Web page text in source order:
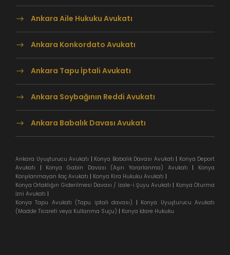
Ankara Aile Hukuku Avukatı
Ankara Konkordato Avukatı
Ankara Tapu İptali Avukatı
Ankara Soybağının Reddi Avukatı
Ankara Babalık Davası Avukatı
Ankara Uyuşturucu Avukatı | Konya Babalık Davası Avukatı | Konya Deport
Avukatı | Konya Gabin Davası (Aşırı Yararlanma) Avukatı | Konya
Karşılanmayan İlaç Avukatı | Konya Kira Hukuku Avukatı |
Konya Ortaklığın Giderilmesi Davası / İzale-i Şuyu Avukatı | Konya Oturma
İzni Avukatı |
Konya Tapu Avukatı (Tapu iptali davası) | Konya Uyuşturucu Avukatı
(Madde Ticareti veya Kullanma Suçu) | Konya İdare Hukuku